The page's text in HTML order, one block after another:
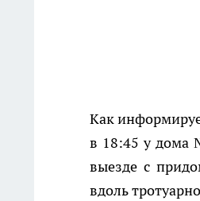
Как
в 18:45 у дома
выезде с
вдоль